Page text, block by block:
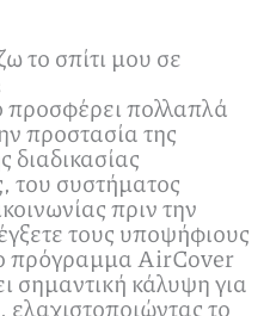
το σπίτι μου σε
πολλαπλά
προστασία της
του συστήματος
πριν την
τους υποψήφιους
πρόγραμμα AirCover
σημαντική κάλυψη για
ελαχιστοποιώντας το